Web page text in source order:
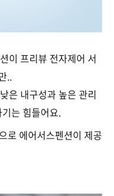
이 프리뷰 전자제어 서
..
은 내구성과 높은 관리
는 힘들어요.
로 에어서스펜션이 제공